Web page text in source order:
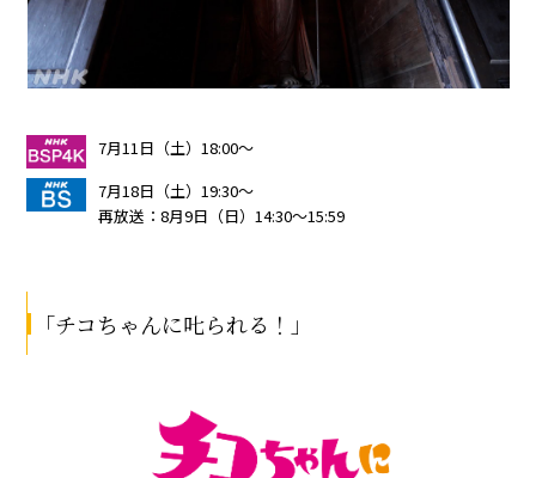
7月11日（土）18:00～
7月18日（土）19:30～
再放送：8月9日（日）14:30～15:59
｢チコちゃんに𠮟られる！」